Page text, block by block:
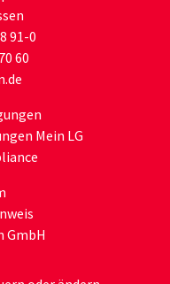
91-0
60
Mein LG
GmbH